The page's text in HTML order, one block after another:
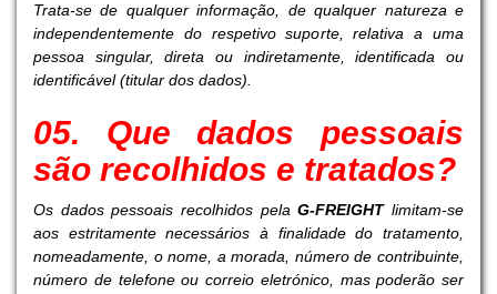
Trata-se de qualquer informação, de qualquer natureza e
independentemente do respetivo suporte, relativa a uma
pessoa singular, direta ou indiretamente, identificada ou
identificável (titular dos dados).
05. Que dados pessoais
são recolhidos e tratados?
Os dados pessoais recolhidos pelaG-FREIGHTlimitam-se
aos estritamente necessários à finalidade do tratamento,
nomeadamente, o nome, a morada, número de contribuinte,
número de telefone ou correio eletrónico, mas poderão ser